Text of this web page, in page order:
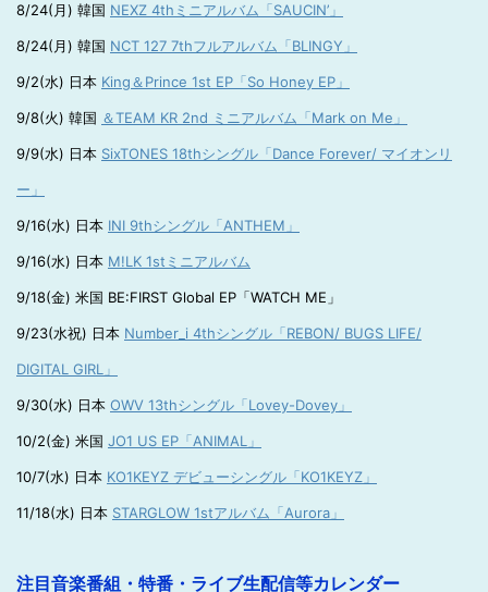
8/24(月) 韓国 NEXZ 4thミニアルバム「SAUCIN’」
8/24(月) 韓国 NCT 127 7thフルアルバム「BLINGY」
9/2(水) 日本 King＆Prince 1st EP「So Honey EP」
9/8(火) 韓国 ＆TEAM KR 2nd ミニアルバム「Mark on Me」
9/9(水) 日本 SixTONES 18thシングル「Dance Forever/ マイオンリ
ー」
9/16(水) 日本 INI 9thシングル「ANTHEM」
9/16(水) 日本 M!LK 1stミニアルバム
9/18(金) 米国 BE:FIRST Global EP「WATCH ME」
9/23(水祝) 日本 Number_i 4thシングル「REBON/ BUGS LIFE/
DIGITAL GIRL」
9/30(水) 日本 OWV 13thシングル「Lovey-Dovey」
10/2(金) 米国 JO1 US EP「ANIMAL」
10/7(水) 日本 KO1KEYZ デビューシングル「KO1KEYZ」
11/18(水) 日本 STARGLOW 1stアルバム「Aurora」
注目音楽番組・特番・ライブ生配信等カレンダー